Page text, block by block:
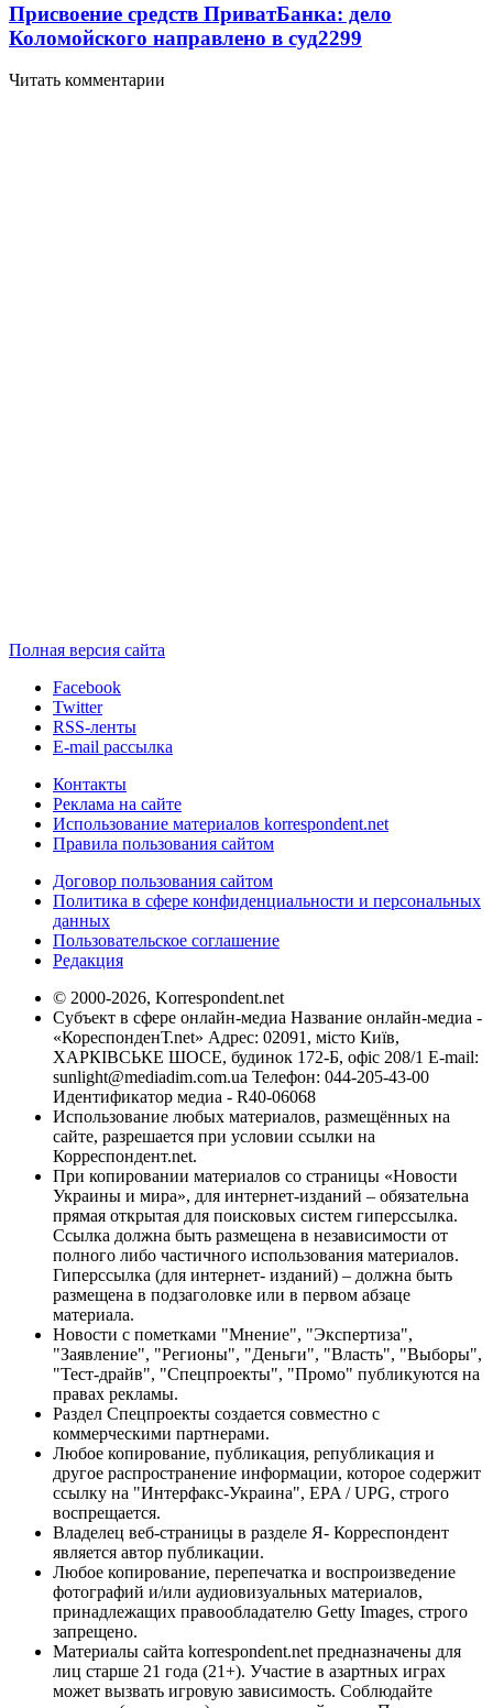
Присвоение средств ПриватБанка: дело
Коломойского направлено в суд2299
Читать комментарии
Полная версия сайта
Facebook
Twitter
RSS-ленты
E-mail рассылка
Контакты
Реклама на сайте
Использование материалов korrespondent.net
Правила пользования сайтом
Договор пользования сайтом
Политика в сфере конфиденциальности и персональных
данных
Пользовательское соглашение
Редакция
© 2000-2026, Korrespondent.net
Субъект в сфере онлайн-медиа Название онлайн-медиа -
«КореспонденТ.net» Адрес: 02091, місто Київ,
ХАРКІВСЬКЕ ШОСЕ, будинок 172-Б, офіс 208/1 E-mail:
sunlight@mediadim.com.ua Телефон: 044-205-43-00
Идентификатор медиа - R40-06068
Использование любых материалов, размещённых на
сайте, разрешается при условии ссылки на
Корреспондент.net.
При копировании материалов со страницы «Новости
Украины и мира», для интернет-изданий – обязательна
прямая открытая для поисковых систем гиперссылка.
Ссылка должна быть размещена в независимости от
полного либо частичного использования материалов.
Гиперссылка (для интернет- изданий) – должна быть
размещена в подзаголовке или в первом абзаце
материала.
Новости с пометками "Мнение", "Экспертиза",
"Заявление", "Регионы", "Деньги", "Власть", "Выборы",
"Тест-драйв", "Спецпроекты", "Промо" публикуются на
правах рекламы.
Раздел Спецпроекты создается совместно с
коммерческими партнерами.
Любое копирование, публикация, републикация и
другое распространение информации, которое содержит
ссылку на "Интерфакс-Украина", EPA / UPG, строго
воспрещается.
Владелец веб-страницы в разделе Я- Корреспондент
является автор публикации.
Любое копирование, перепечатка и воспроизведение
фотографий и/или аудиовизуальных материалов,
принадлежащих правообладателю Getty Images, строго
запрещено.
Материалы сайта korrespondent.net предназначены для
лиц старше 21 года (21+). Участие в азартных играх
может вызвать игровую зависимость. Соблюдайте